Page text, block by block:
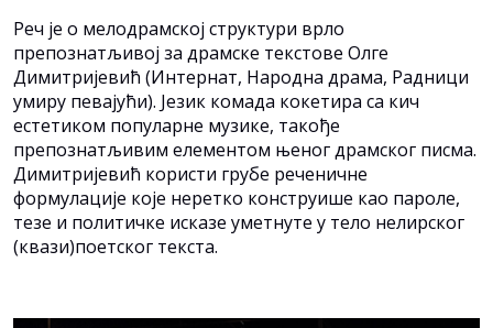
Реч је о мелодрамској структури врло
препознатљивој за драмске текстове Олге
Димитријевић (Интернат, Народна драма, Радници
умиру певајући). Језик комада кокетира са кич
естетиком популарне музике, такође
препознатљивим елементом њеног драмског писма.
Димитријевић користи грубе реченичне
формулације које неретко конструише као пароле,
тезе и политичке исказе уметнуте у тело нелирског
(квази)поетског текста.